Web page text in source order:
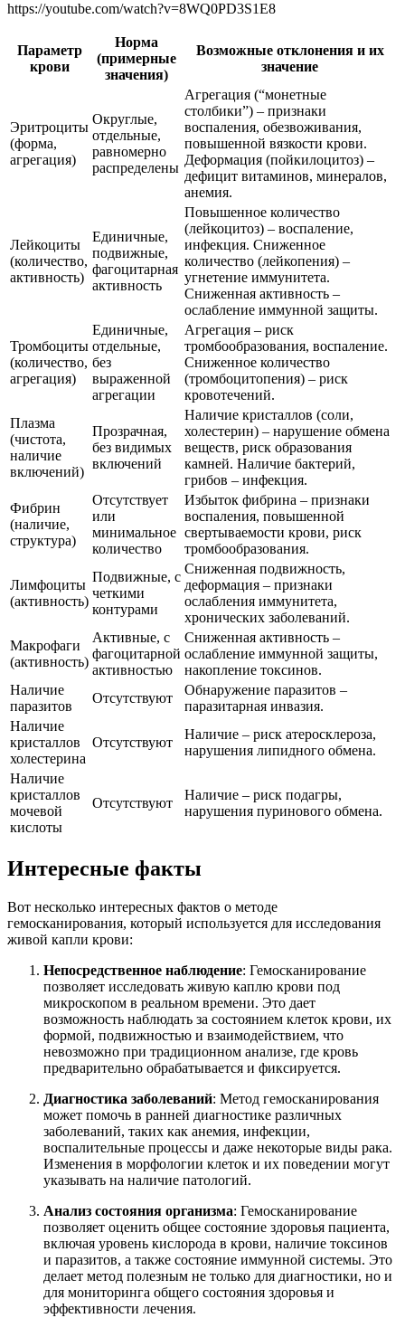
https://youtube.com/watch?v=8WQ0PD3S1E8
Параметр
крови
Норма
(примерные
значения)
Возможные отклонения и их
значение
Эритроциты
(форма,
агрегация)
Округлые,
отдельные,
равномерно
распределены
Агрегация (“монетные
столбики”) – признаки
воспаления, обезвоживания,
повышенной вязкости крови.
Деформация (пойкилоцитоз) –
дефицит витаминов, минералов,
анемия.
Лейкоциты
(количество,
активность)
Единичные,
подвижные,
фагоцитарная
активность
Повышенное количество
(лейкоцитоз) – воспаление,
инфекция. Сниженное
количество (лейкопения) –
угнетение иммунитета.
Сниженная активность –
ослабление иммунной защиты.
Тромбоциты
(количество,
агрегация)
Единичные,
отдельные,
без
выраженной
агрегации
Агрегация – риск
тромбообразования, воспаление.
Сниженное количество
(тромбоцитопения) – риск
кровотечений.
Плазма
(чистота,
наличие
включений)
Прозрачная,
без видимых
включений
Наличие кристаллов (соли,
холестерин) – нарушение обмена
веществ, риск образования
камней. Наличие бактерий,
грибов – инфекция.
Фибрин
(наличие,
структура)
Отсутствует
или
минимальное
количество
Избыток фибрина – признаки
воспаления, повышенной
свертываемости крови, риск
тромбообразования.
Лимфоциты
(активность)
Подвижные, с
четкими
контурами
Сниженная подвижность,
деформация – признаки
ослабления иммунитета,
хронических заболеваний.
Макрофаги
(активность)
Активные, с
фагоцитарной
активностью
Сниженная активность –
ослабление иммунной защиты,
накопление токсинов.
Наличие
паразитов
Отсутствуют
Обнаружение паразитов –
паразитарная инвазия.
Наличие
кристаллов
холестерина
Отсутствуют
Наличие – риск атеросклероза,
нарушения липидного обмена.
Наличие
кристаллов
мочевой
кислоты
Отсутствуют
Наличие – риск подагры,
нарушения пуринового обмена.
Интересные факты
Вот несколько интересных фактов о методе
гемосканирования, который используется для исследования
живой капли крови:
Непосредственное наблюдение: Гемосканирование
позволяет исследовать живую каплю крови под
микроскопом в реальном времени. Это дает
возможность наблюдать за состоянием клеток крови, их
формой, подвижностью и взаимодействием, что
невозможно при традиционном анализе, где кровь
предварительно обрабатывается и фиксируется.
Диагностика заболеваний: Метод гемосканирования
может помочь в ранней диагностике различных
заболеваний, таких как анемия, инфекции,
воспалительные процессы и даже некоторые виды рака.
Изменения в морфологии клеток и их поведении могут
указывать на наличие патологий.
Анализ состояния организма: Гемосканирование
позволяет оценить общее состояние здоровья пациента,
включая уровень кислорода в крови, наличие токсинов
и паразитов, а также состояние иммунной системы. Это
делает метод полезным не только для диагностики, но и
для мониторинга общего состояния здоровья и
эффективности лечения.